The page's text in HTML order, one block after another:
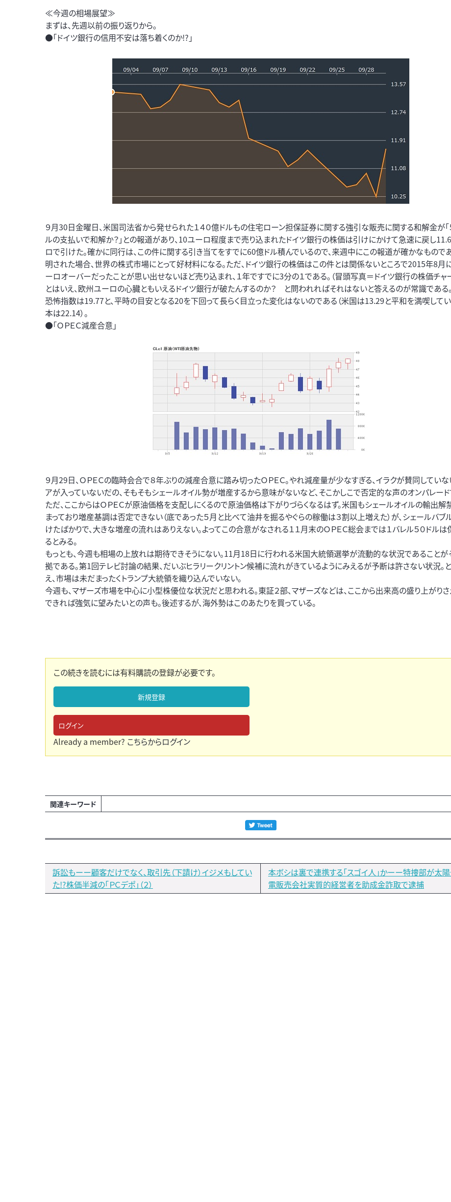
≪今週の相場展望≫
まずは、先週以前の振り返りから。
●「ドイツ銀行の信用不安は落ち着くのか!?」
９月30日金曜日、米国司法省から発せられた１４０億ドルもの住宅ローン担保証券に関する強引な販売に関する和解金が「
ルの支払いで和解か？」との報道があり、10ユーロ程度まで売り込まれたドイツ銀行の株価は引けにかけて急速に戻し
ロで引けた。確かに同行は、この件に関する引き当てをすでに60億ドル積んでいるので、来週中にこの報道が確かなもので
明された場合、世界の株式市場にとって好材料になる。ただ、ドイツ銀行の株価はこの件とは関係ないところで2015年8月
ーロオーバーだったことが思い出せないほど売り込まれ、１年ですでに3分の１である。（冒頭写真＝ドイツ銀行の株価チャー
とはいえ、欧州ユーロの心臓ともいえるドイツ銀行が破たんするのか？ と問われればそれはないと答えるのが常識である
恐怖指数は19.77と、平時の目安となる20を下回って長らく目立った変化はないのである（米国は13.29と平和を満喫して
本は22.14）。
●「ＯＰＥＣ減産合意」
９月29日、ＯＰＥＣの臨時会合で８年ぶりの減産合意に踏み切ったＯＰＥＣ。やれ減産量が少なすぎる、イラクが賛同していな
アが入っていないだの、そもそもシェールオイル勢が増産するから意味がないなど、そこかしこで否定的な声のオンパレード
ただ、ここからはＯＰＥＣが原油価格を支配しにくるので原油価格は下がりづらくなるはず。米国もシェールオイルの輸出解
まっており増産基調は否定できない（底であった５月と比べて油井を掘るやぐらの稼働は３割以上増えた）が、シェールバブ
けたばかりで、大きな増産の流れはありえない。よってこの合意がなされる１１月末のＯＰＥＣ総会までは１バレル５０ドル
るとみる。
もっとも、今週も相場の上放れは期待できそうにない。11月18日に行われる米国大統領選挙が流動的な状況であることが
拠である。第1回テレビ討論の結果、だいぶヒラリークリントン候補に流れがきているようにみえるが予断は許さない状況。
え、市場は未だまったくトランプ大統領を織り込んでいない。
今週も、マザーズ市場を中心に小型株優位な状況だと思われる。東証２部、マザーズなどは、ここから出来高の盛り上がり
できれば強気に望みたいとの声も。後述するが、海外勢はこのあたりを買っている。
この続きを読むには有料購読の登録が必要です。
新規登録
ログイン
Already a member? こちらからログイン
関連キーワード
訴訟もーー顧客だけでなく、取引先（下請け）イジメもしてい
た!?株価半減の「ＰＣデポ」（２）
本ボシは裏で連携する「スゴイ人」かーー特捜部が太
電販売会社実質的経営者を助成金詐取で逮捕